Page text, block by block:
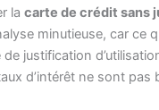
la carte de crédit sans
minutieuse, car ce
de justification
d’intérêt ne sont pas